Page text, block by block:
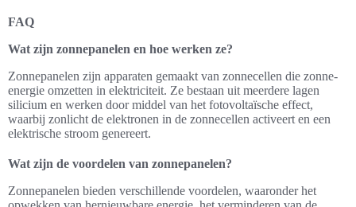
FAQ
Wat zijn zonnepanelen en hoe werken ze?
Zonnepanelen zijn apparaten gemaakt van zonnecellen die zonne-
energie omzetten in elektriciteit. Ze bestaan uit meerdere lagen
silicium en werken door middel van het fotovoltaïsche effect,
waarbij zonlicht de elektronen in de zonnecellen activeert en een
elektrische stroom genereert.
Wat zijn de voordelen van zonnepanelen?
Zonnepanelen bieden verschillende voordelen, waaronder het